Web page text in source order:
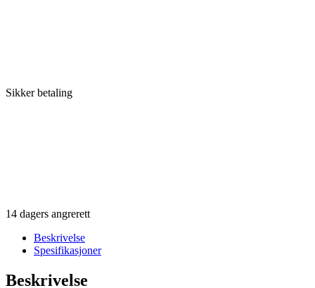
Sikker betaling
14 dagers angrerett
Beskrivelse
Spesifikasjoner
Beskrivelse